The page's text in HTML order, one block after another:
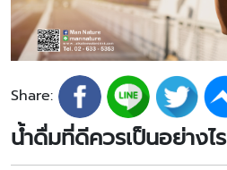
Share:
น้ำดื่มที่ดีควรเป็นอย่างไร